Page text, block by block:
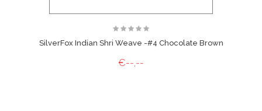
SilverFox Indian Shri Weave -#4 Chocolate Brown
€--,--